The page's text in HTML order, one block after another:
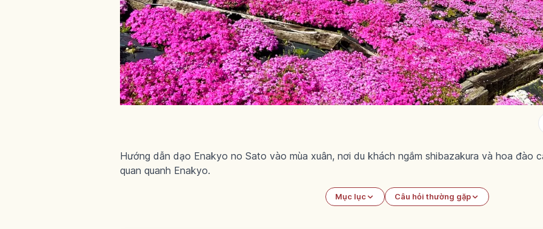
Hướng dẫn dạo Enakyo no Sato vào mùa xuân, nơi du khách ngắm shibazakura và hoa đào
quan quanh Enakyo.
Mục lục Câu hỏi thường gặp